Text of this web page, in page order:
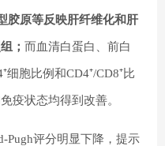
胶原等反映肝纤维化和肝
； 而血清白蛋白、前白
细胞比例和CD4⁺/CD8⁺比
疫状态均得到改善。
Pugh评分明显下降，提示